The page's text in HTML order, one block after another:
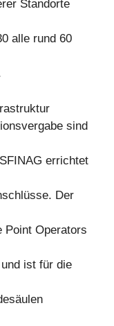
Standorte
alle rund 60
sind
errichtet
Der
Point Operators
ist für die